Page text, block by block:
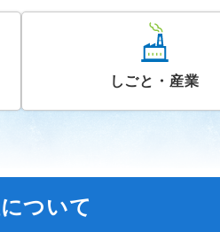
しごと・産業
ついて